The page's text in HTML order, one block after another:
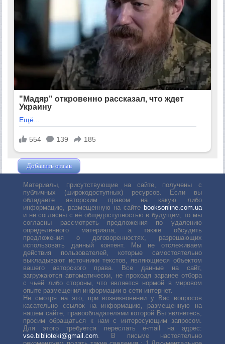
Добавить отзыв
Материалы, присутствующие на сайте, получены с
публичных (широкодоступных) ресурсов. Если вы
обладаете авторским правом на какую либо
информацию, размещенную на сайте booksonline.com.ua
и не согласны с её общедоступностью в будущем, то мы
согласны рассмотреть предложения по удалению
определенного материала, а также обсудить
предложения о договоренностях, разрешающих
использовать данный контент. Мы не отслеживаем
действия пользователей, которые самостоятельно
выкладывают источники текстов, являющиеся объектом
вашего авторского права. Все данные на сайт,
загружаются автоматически, не проходя заранее отбора
с чьей либо стороны, что является нормой в мировом
опыте размещения информации в сети интернет.
Не смотря на это, при возникновении у Вас вопросов
касательно ссылок на информацию, размещенную на
нашем сайте, правообладателями которой Вы являетесь,
просим обращаться к нам с интересующим запросом.
Для этого требуется переслать е-mail на адрес:
vse.biblioteki@gmail.com . В письме настоятельно